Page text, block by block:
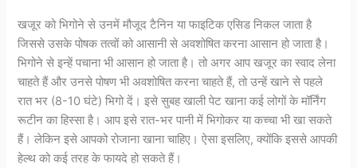
खजूर को भिगोने से उनमें मौजूद टैनिन या फाइटिक एसिड निकल जाता है
जिससे उसके पोषक तत्वों को आसानी से अवशोषित करना आसान हो जाता है।
भिगोने से इन्हें पचाना भी आसान हो जाता है। तो अगर आप खजूर का स्वाद लेना
चाहते हैं और उनसे पोषण भी अवशोषित करना चाहते हैं, तो उन्हें खाने से पहले
रात भर (8-10 घंटे) भिगो दें। इसे सुबह खाली पेट खाना कई लोगों के मॉर्निंग
रूटीन का हिस्‍सा है। आप इसे रात-भर पानी में भिगोकर या कच्‍चा भी खा सकते
हैं। लेकिन इसे आपको रोजाना खाना चाहिए। ऐसा इसलिए, क्‍योंकि इससे आपकी
हेल्‍थ को कई तरह के फायदे हो सकते हैं।